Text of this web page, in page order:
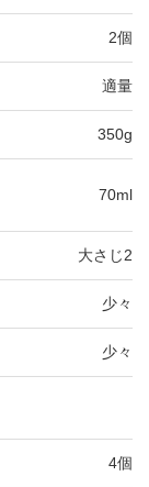
2個
適量
350g
70ml
大さじ2
少々
少々
4個